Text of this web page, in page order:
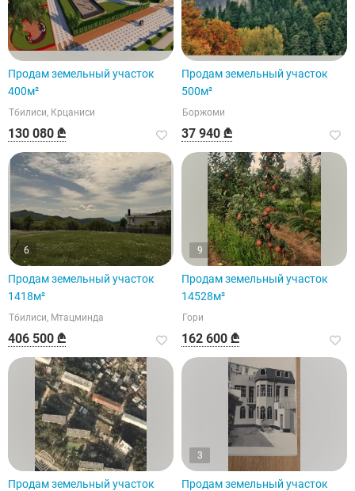
Продам земельный участок
400м²
Тбилиси, Крцаниси
130 080 ₾
Продам земельный участок
500м²
Боржоми
37 940 ₾
6
Продам земельный участок
1418м²
Тбилиси, Мтацминда
406 500 ₾
9
Продам земельный участок
14528м²
Гори
162 600 ₾
Продам земельный участок
3
Продам земельный участок